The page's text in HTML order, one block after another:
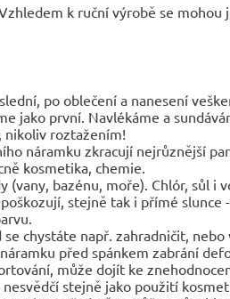
k ruční výrobě se
po oblečení a nanesení
jako první. Navlékáme a
nikoliv roztažením!
náramku zkracují nejrůznější
kosmetika, chemie.
(vany, bazénu, moře). Chlór, sůl i
stejně tak i přímé slunce
chystáte např. zahradničit,
před spánkem zabrání
může dojít ke
stejně jako použití